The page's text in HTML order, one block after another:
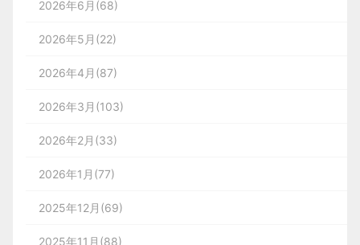
2026年6月(68)
2026年5月(22)
2026年4月(87)
2026年3月(103)
2026年2月(33)
2026年1月(77)
2025年12月(69)
2025年11月(88)